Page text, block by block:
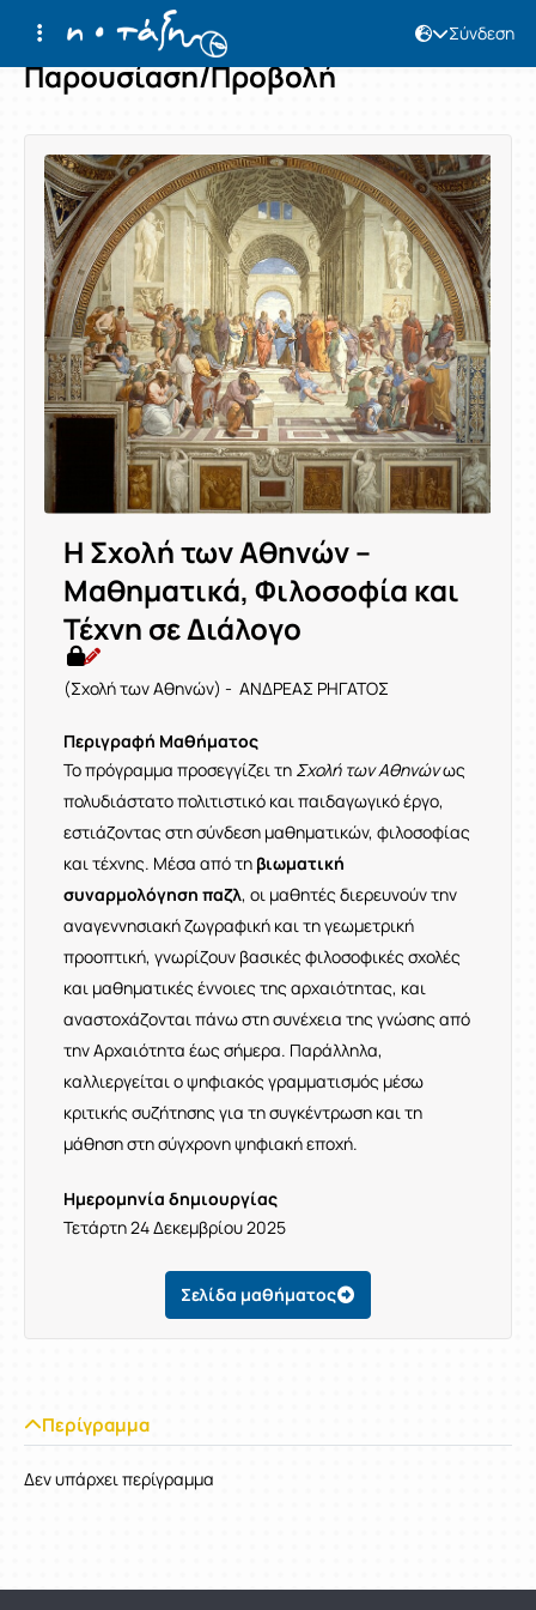
Σύνδεση
Παρουσίαση/Προβολή
Η Σχολή των Αθηνών –
Μαθηματικά, Φιλοσοφία και
Τέχνη σε Διάλογο
(Σχολή των Αθηνών) - ΑΝΔΡΕΑΣ ΡΗΓΑΤΟΣ
Περιγραφή Μαθήματος
Το πρόγραμμα προσεγγίζει τη Σχολή των Αθηνώνως
πολυδιάστατο πολιτιστικό και παιδαγωγικό έργο,
εστιάζοντας στη σύνδεση μαθηματικών, φιλοσοφίας
και τέχνης. Μέσα από τη βιωματική
συναρμολόγηση παζλ, οι μαθητές διερευνούν την
αναγεννησιακή ζωγραφική και τη γεωμετρική
προοπτική, γνωρίζουν βασικές φιλοσοφικές σχολές
και μαθηματικές έννοιες της αρχαιότητας, και
αναστοχάζονται πάνω στη συνέχεια της γνώσης από
την Αρχαιότητα έως σήμερα. Παράλληλα,
καλλιεργείται ο ψηφιακός γραμματισμός μέσω
κριτικής συζήτησης για τη συγκέντρωση και τη
μάθηση στη σύγχρονη ψηφιακή εποχή.
Ημερομηνία δημιουργίας
Τετάρτη 24 Δεκεμβρίου 2025
Σελίδα μαθήματος
Περίγραμμα
Δεν υπάρχει περίγραμμα